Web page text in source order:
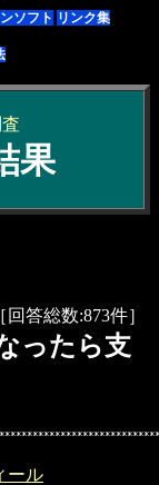
ソフト リンク集
果
答総数:873件］
ったら支
ール